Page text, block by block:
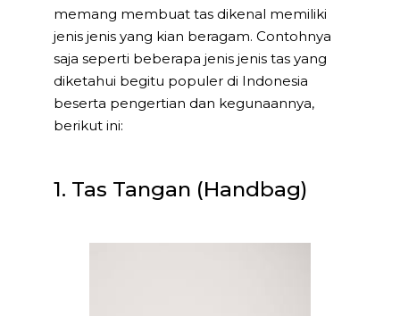
memang membuat tas dikenal memiliki
jenis jenis yang kian beragam. Contohnya
saja seperti beberapa jenis jenis tas yang
diketahui begitu populer di Indonesia
beserta pengertian dan kegunaannya,
berikut ini:
1. Tas Tangan (Handbag)